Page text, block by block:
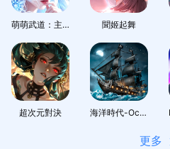
萌萌武道：主宰幻想 聞姬起舞
超次元對決 海洋時代-Ocean Age
更多